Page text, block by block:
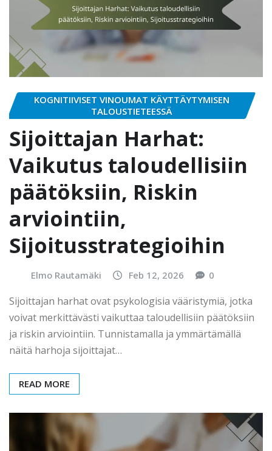
KOGNITIIVISET VINOUMAT KÄYTTÄYTYMISEN
TALOUSTIETEESSÄ
Sijoittajan Harhat:
Vaikutus taloudellisiin
päätöksiin, Riskin
arviointiin,
Sijoitusstrategioihin
Elmo Rautamäki Feb 12, 2026 0
Sijoittajan harhat ovat psykologisia vääristymiä, jotka
voivat merkittävästi vaikuttaa taloudellisiin päätöksiin
ja riskin arviointiin. Tunnistamalla ja ymmärtämällä
näitä harhoja sijoittajat…
READ MORE